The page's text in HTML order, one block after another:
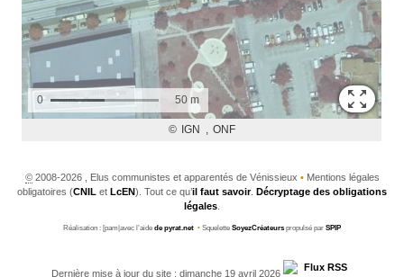
©2008-2026 , Elus communistes et apparentés de Vénissieux •Mentions légales
obligatoires (CNIL et LcEN). Tout ce qu’il faut savoir. Décryptage des obligations
légales
Réalisation : [pam|avec l’aide de pyrat.net • Squelette SoyezCréateurs propulsé par SPIP
Dernière mise à jour du site : dimanche 19 avril 2026